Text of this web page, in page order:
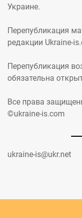
Украине.
Перепубликация
редакции Ukraine-
Перепубликация
обязательна
Все права
©ukraine-is.com
ukraine-is@ukr.net